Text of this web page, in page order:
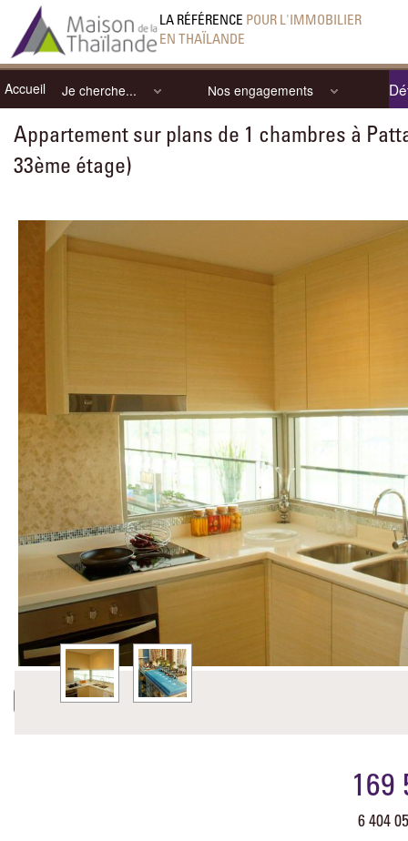
LA RÉFÉRENCE POUR L'IMMOBILIER
EN THAÏLANDE
Accueil Je cherche... Nos engagements
Appartement sur plans de 1 chambres à
33ème étage)
Previous
169
6 404